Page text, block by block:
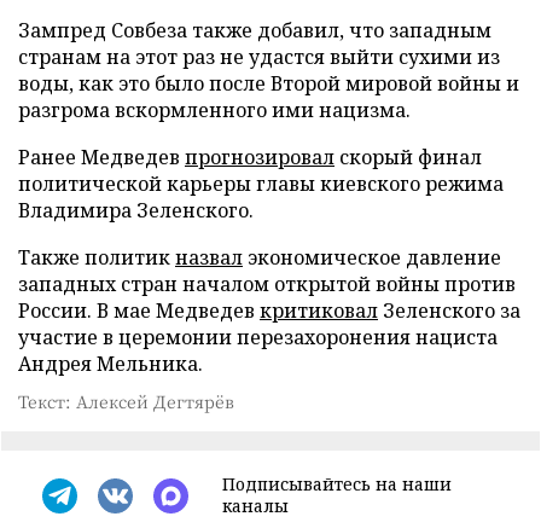
Зампред Совбеза также добавил, что западным
странам на этот раз не удастся выйти сухими из
воды, как это было после Второй мировой войны и
разгрома вскормленного ими нацизма.
Ранее Медведев прогнозировал скорый финал
политической карьеры главы киевского режима
Владимира Зеленского.
Также политикназвал экономическое давление
западных стран началом открытой войны против
России. В мае Медведев критиковал Зеленского за
участие в церемонии перезахоронения нациста
Андрея Мельника.
Текст: Алексей Дегтярёв
Подписывайтесь на наши
каналы